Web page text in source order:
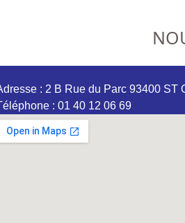
: 2 B Rue du Parc 93400 ST
: 01 40 12 06 69